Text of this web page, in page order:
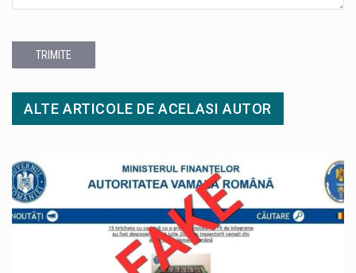
TRIMITE
ALTE ARTICOLE DE ACELASI AUTOR